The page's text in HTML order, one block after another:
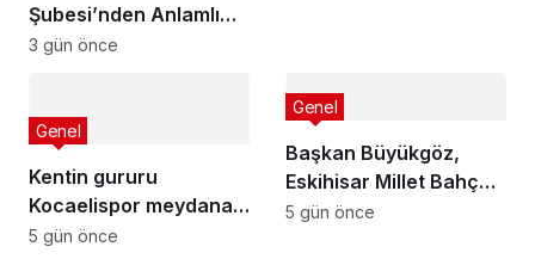
Şubesi’nden Anlamlı
Sosyal Sorumluluk
3 gün önce
Kentin gururu
Kocaelispor meydana
iniyor
Genel
5 gün önce
Başkan Büyükgöz,
Eskihisar Millet Bahçesi
ve Botanik Parkı’nda
Genel
5 gün önce